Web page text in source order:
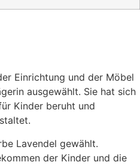
Einrichtung und der Möbel
ausgewählt. Sie hat sich
Kinder beruht und
Lavendel gewählt.
der Kinder und die